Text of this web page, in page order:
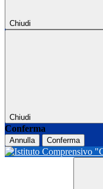
Chiudi
Chiudi
Conferma
Annulla Conferma